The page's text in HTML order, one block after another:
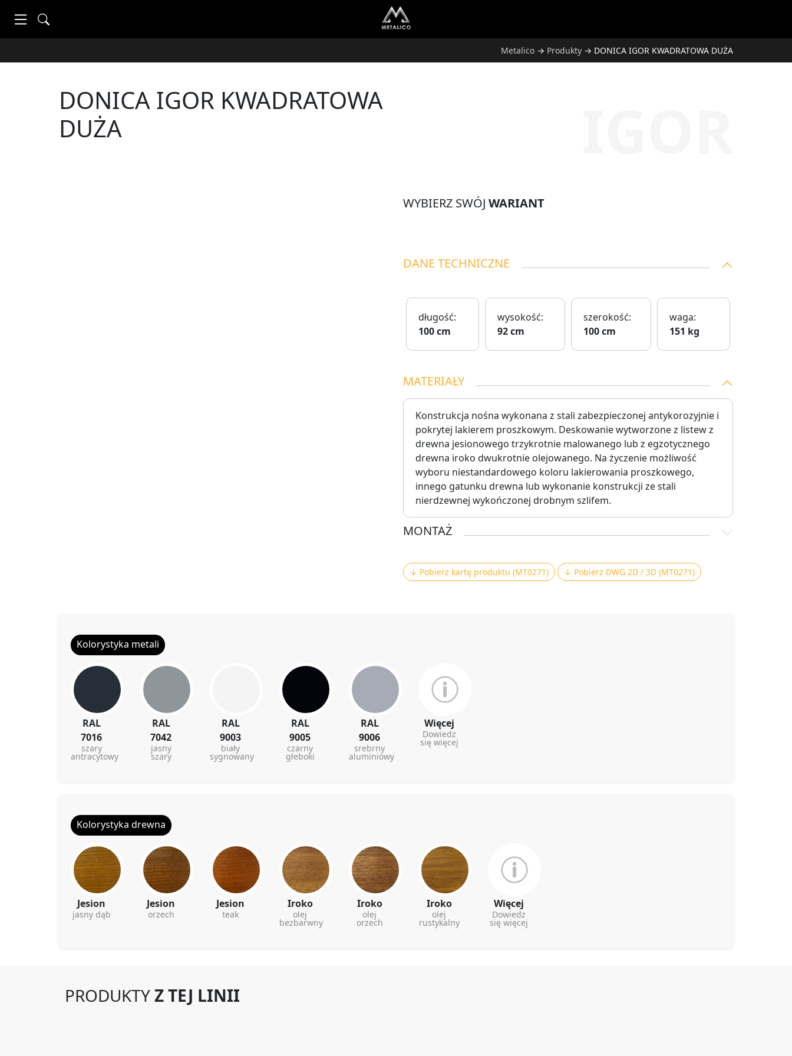
Metalico → Produkty → DONICA IGOR KWADRATOWA DUŻA
DONICA IGOR KWADRATOWA
DUŻA
WYBIERZ SWÓJ WARIANT
DANE TECHNICZNE
długość:
100 cm
wysokość:
92 cm
szerokość:
100 cm
waga:
151 kg
MATERIAŁY
Konstrukcja nośna wykonana z stali zabezpieczonej antykorozyjnie i
pokrytej lakierem proszkowym. Deskowanie wytworzone z listew z
drewna jesionowego trzykrotnie malowanego lub z egzotycznego
drewna iroko dwukrotnie olejowanego. Na życzenie możliwość
wyboru niestandardowego koloru lakierowania proszkowego,
innego gatunku drewna lub wykonanie konstrukcji ze stali
nierdzewnej wykończonej drobnym szlifem.
MONTAŻ
↓ Pobierz kartę produktu (MT0271) ↓ Pobierz DWG 2D / 3D (MT0271)
Kolorystyka metali
RAL
7016
szary
antracytowy
RAL
7042
jasny
szary
RAL
9003
biały
sygnowany
RAL
9005
czarny
głeboki
RAL
9006
srebrny
aluminiowy
Więcej
Dowiedz
się więcej
Kolorystyka drewna
Jesion
jasny dąb
Jesion
orzech
Jesion
teak
Iroko
olej
bezbarwny
Iroko
olej
orzech
Iroko
olej
rustykalny
Więcej
Dowiedz
się więcej
PRODUKTYZ TEJ LINII